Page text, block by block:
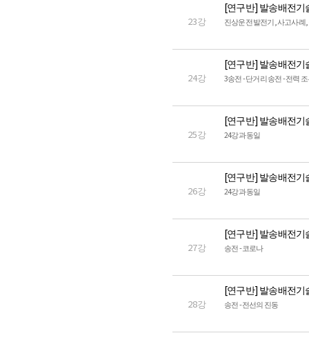
23강
[연구반] 발송배전기
진상운전 발전기, 사고사례
24강
[연구반] 발송배전기
3송전 - 단거리 송전 - 전력
25강
[연구반] 발송배전기
24강과 동일
26강
[연구반] 발송배전기
24강과 동일
27강
[연구반] 발송배전기
송전 - 코로나
28강
[연구반] 발송배전기
송전 - 전선의 진동